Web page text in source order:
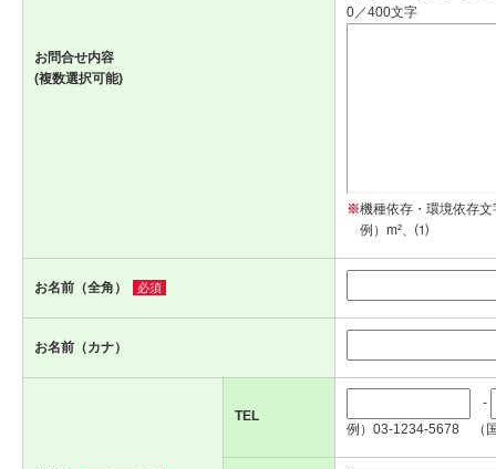
お問合せ内容
(複数選択可能)
0／400文字
※機種依存・環境依存
例）m²、⑴
お名前（全角） 必須
お名前（カナ）
TEL
-
例）03-1234-5678 （